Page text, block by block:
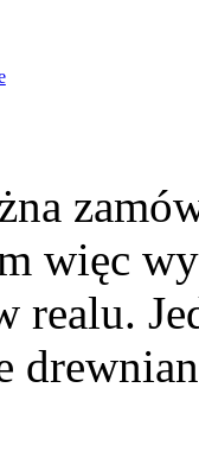
więc
realu.